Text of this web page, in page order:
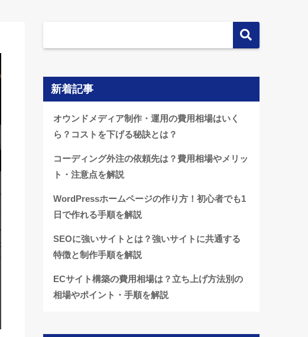
新着記事
オウンドメディア制作・運用の費用相場はいく
ら？コストを下げる秘訣とは？
コーディング外注の依頼先は？費用相場やメリッ
ト・注意点を解説
WordPressホームページの作り方！初心者でも1
日で作れる手順を解説
SEOに強いサイトとは？強いサイトに共通する
特徴と制作手順を解説
ECサイト構築の費用相場は？立ち上げ方法別の
相場やポイント・手順を解説